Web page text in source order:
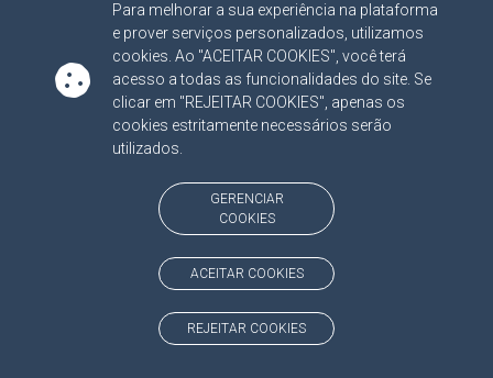
Para melhorar a sua experiência na plataforma
e prover serviços personalizados, utilizamos
cookies. Ao "ACEITAR COOKIES", você terá
acesso a todas as funcionalidades do site. Se
clicar em "REJEITAR COOKIES", apenas os
cookies estritamente necessários serão
utilizados.
GERENCIAR
COOKIES
ACEITAR COOKIES
REJEITAR COOKIES
REVISÃO 2016
PROTOCOLO: 2136173
ORGÃO:
PREFEITURA MUNICIPAL DE CAMAPUÃ
INTERESSADO(S):MARCELO PIMENTEL DUAILIBI
ADVOGADO(S):ISADORA GONÇALVES COIMBRA SOUTO
CONS. OSMAR DOMINGUES JERONYMO
TC/10422/2021
REVISÃO 2014
2127160